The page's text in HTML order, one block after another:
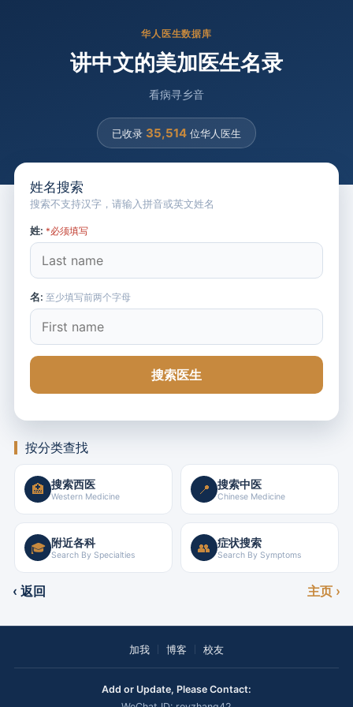
华人医生数据库
讲中文的美加医生名录
看病寻乡音
已收录 35,514 位华人医生
姓名搜索
搜索不支持汉字，请输入拼音或英文姓名
姓: *必须填写
名: 至少填写前两个字母
搜索医生
按分类查找
🏥 搜索西医
Western Medicine 📍 搜索中医
Chinese Medicine
🎓 附近各科
Search By Specialties 👥 症状搜索
Search By Symptoms
‹ 返回 主页 ›
加我 博客 校友
Add or Update, Please Contact: